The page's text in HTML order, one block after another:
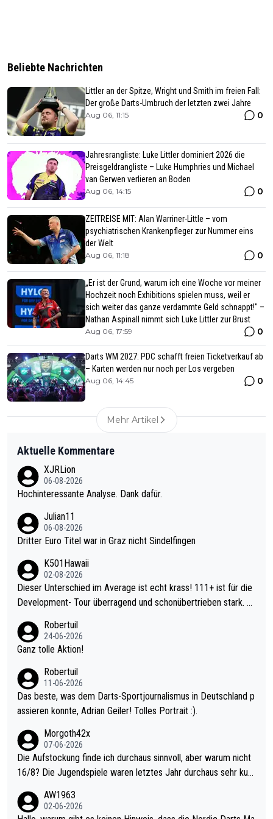
Beliebte Nachrichten
Littler an der Spitze, Wright und Smith im freien Fall:
Der große Darts-Umbruch der letzten zwei Jahre
Aug 06, 11:15 0
Jahresrangliste: Luke Littler dominiert 2026 die
Preisgeldrangliste – Luke Humphries und Michael
van Gerwen verlieren an Boden
Aug 06, 14:15 0
ZEITREISE MIT: Alan Warriner-Little – vom
psychiatrischen Krankenpfleger zur Nummer eins
der Welt
Aug 06, 11:18 0
„Er ist der Grund, warum ich eine Woche vor meiner
Hochzeit noch Exhibitions spielen muss, weil er
sich weiter das ganze verdammte Geld schnappt!" –
Nathan Aspinall nimmt sich Luke Littler zur Brust
Aug 06, 17:59 0
Darts WM 2027: PDC schafft freien Ticketverkauf ab
– Karten werden nur noch per Los vergeben
Aug 06, 14:45 0
Mehr Artikel
Aktuelle Kommentare
XJRLion
06-08-2026
Hochinteressante Analyse. Dank dafür.
Julian11
06-08-2026
Dritter Euro Titel war in Graz nicht Sindelfingen
K501Hawaii
02-08-2026
Dieser Unterschied im Average ist echt krass! 111+ ist für die
Development- Tour überragend und schonübertrieben stark. U
mal 40+ erst recht. Da gewinnst keinen Blumentopf - ist ja noc
h krasser wie ein Pokalspiel eines Kreisligisten vs einem Bund
Robertuil
24-06-2026
Ganz tolle Aktion!
Robertuil
11-06-2026
Das beste, was dem Darts-Sportjournalismus in Deutschland p
assieren konnte, Adrian Geiler! Tolles Portrait :).
Morgoth42x
07-06-2026
Die Aufstockung finde ich durchaus sinnvoll, aber warum nicht
16/8? Die Jugendspiele waren letztes Jahr durchaus sehr kurz
Allerdings ist Mitchell Lawrie als Nummer 1 der Welt eh qualifi
ziert. Somit ändert die automatische Qualifikation des Weltmei
AW1963
02-06-2026